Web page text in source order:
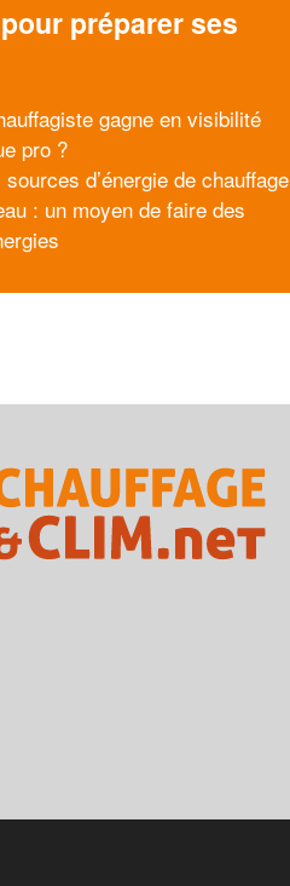
préparer ses
gagne en visibilité
pro ?
d’énergie de chauffage
: un moyen de faire des